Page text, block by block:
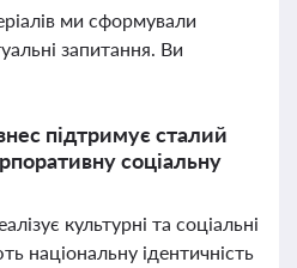
ми сформували
запитання. Ви
підтримує сталий
соціальну
культурні та соціальні
національну ідентичність